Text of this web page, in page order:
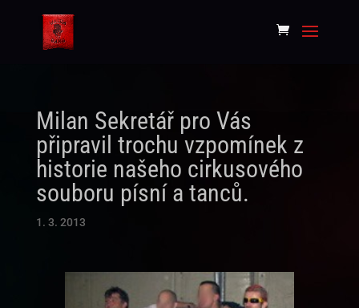
Milan Sekretář pro Vás
připravil trochu vzpomínek z
historie našeho cirkusového
souboru písní a tanců.
1. 3. 2013